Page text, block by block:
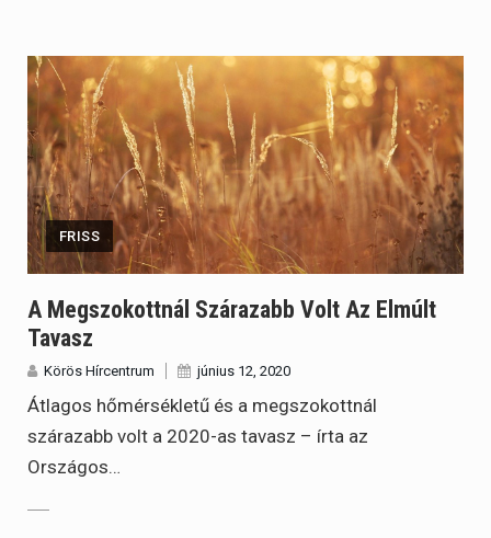
FRISS
A Megszokottnál Szárazabb Volt Az Elmúlt
Tavasz
Körös Hírcentrum június 12, 2020
Átlagos hőmérsékletű és a megszokottnál
szárazabb volt a 2020-as tavasz – írta az
Országos…